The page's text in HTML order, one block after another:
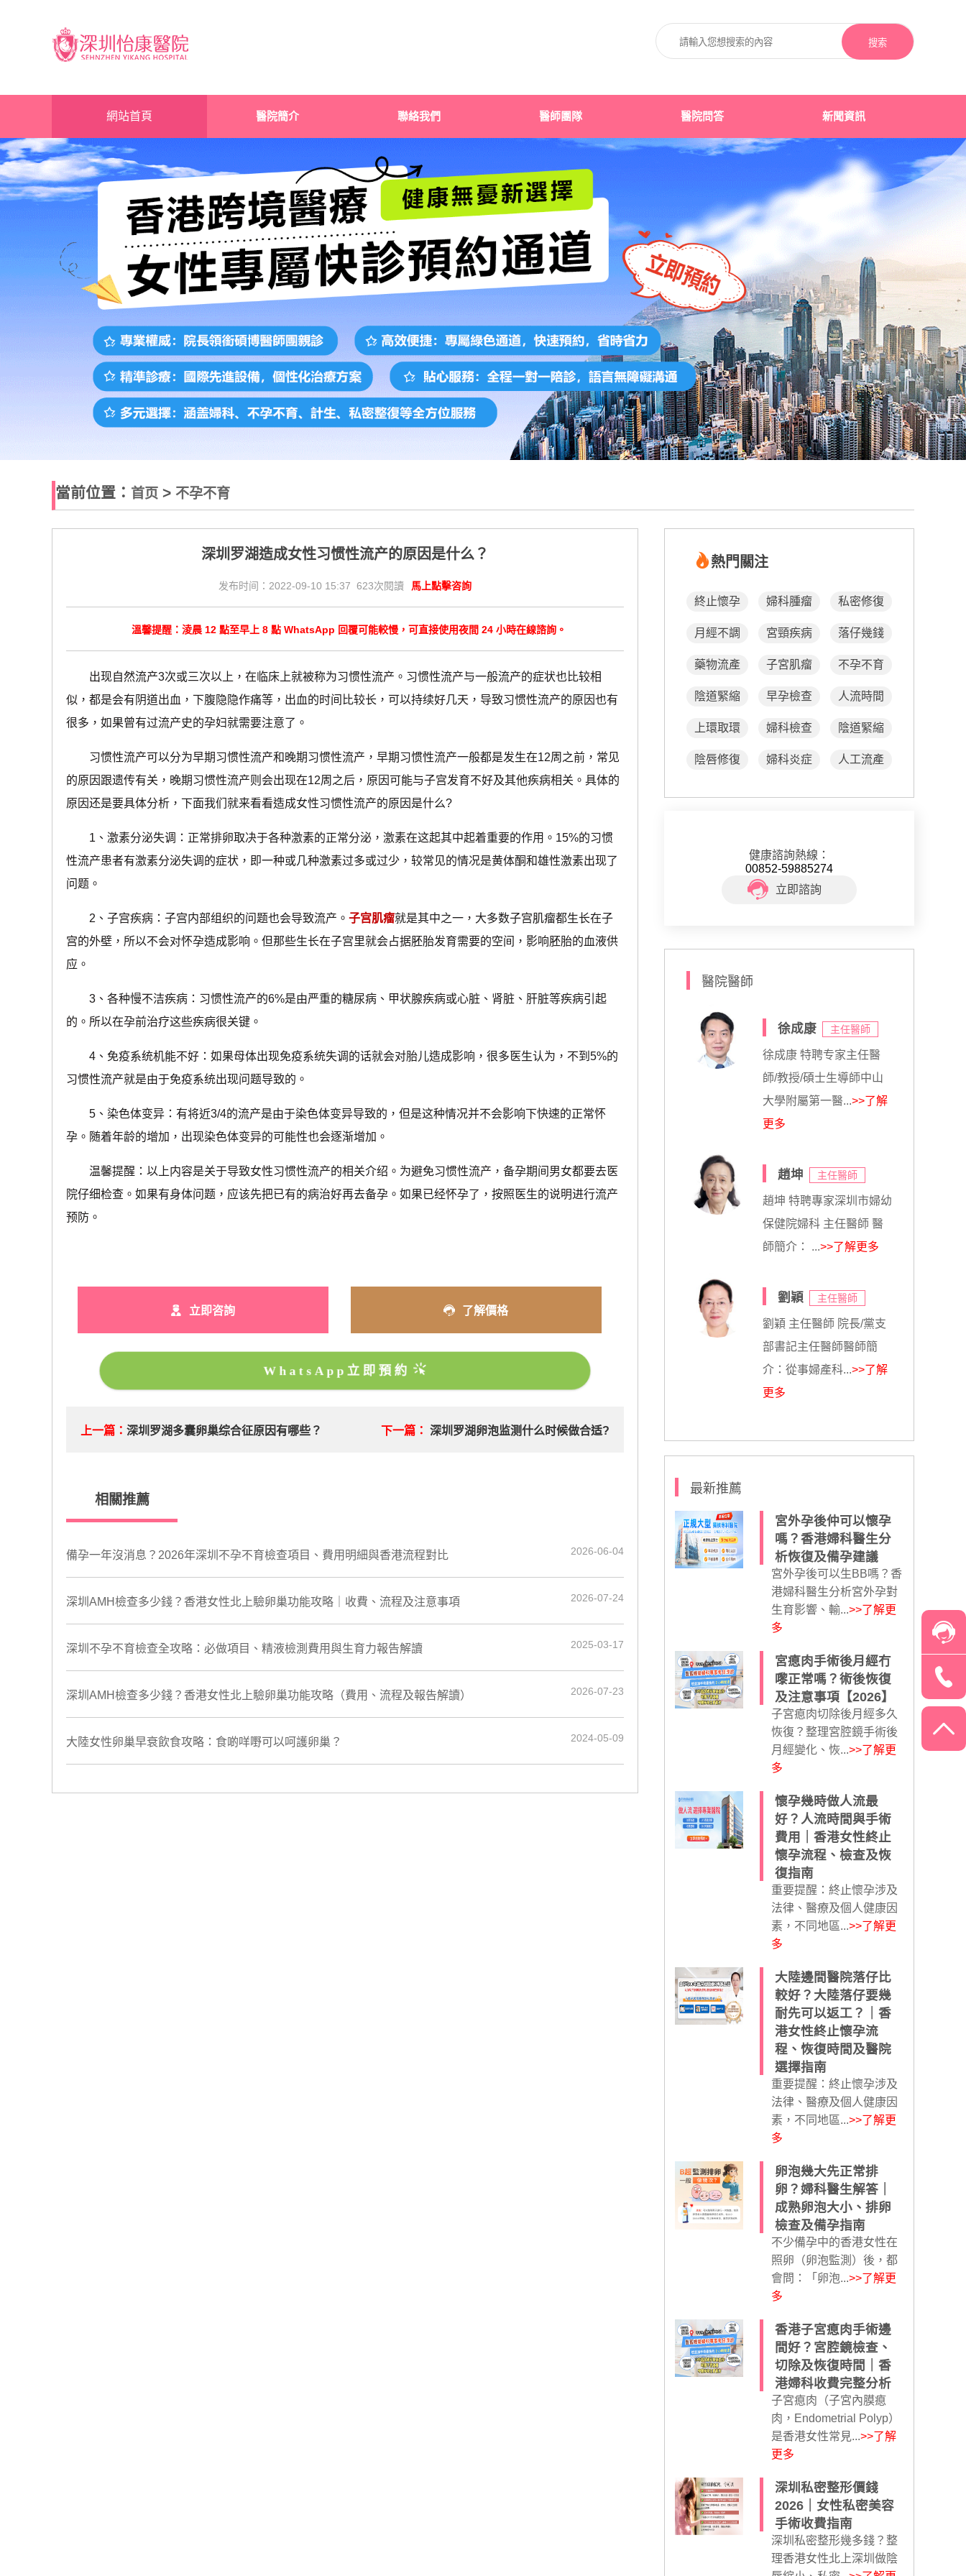
搜索
網站首頁 醫院簡介 聯絡我們 醫師團隊 醫院問答 新聞資訊
當前位置： 首页 > 不孕不育
深圳罗湖造成女性习惯性流产的原因是什么？
发布时间：2022-09-10 15:37 623次閱讀 馬上點擊咨詢
溫馨提醒：淩晨 12 點至早上 8 點 WhatsApp 回覆可能較慢，可直接使用夜間 24 小時在線諮詢。
出现自然流产3次或三次以上，在临床上就被称为习惯性流产。习惯性流产与一般流产的症状也比较相
似，都是会有阴道出血，下腹隐隐作痛等，出血的时间比较长，可以持续好几天，导致习惯性流产的原因也有
很多，如果曾有过流产史的孕妇就需要注意了。
习惯性流产可以分为早期习惯性流产和晚期习惯性流产，早期习惯性流产一般都是发生在12周之前，常见
的原因跟遗传有关，晚期习惯性流产则会出现在12周之后，原因可能与子宫发育不好及其他疾病相关。具体的
原因还是要具体分析，下面我们就来看看造成女性习惯性流产的原因是什么?
1、激素分泌失调：正常排卵取决于各种激素的正常分泌，激素在这起其中起着重要的作用。15%的习惯
性流产患者有激素分泌失调的症状，即一种或几种激素过多或过少，较常见的情况是黄体酮和雄性激素出现了
问题。
2、子宫疾病：子宫内部组织的问题也会导致流产。子宫肌瘤就是其中之一，大多数子宫肌瘤都生长在子
宫的外壁，所以不会对怀孕造成影响。但那些生长在子宫里就会占据胚胎发育需要的空间，影响胚胎的血液供
应。
3、各种慢不洁疾病：习惯性流产的6%是由严重的糖尿病、甲状腺疾病或心脏、肾脏、肝脏等疾病引起
的。所以在孕前治疗这些疾病很关键。
4、免疫系统机能不好：如果母体出现免疫系统失调的话就会对胎儿造成影响，很多医生认为，不到5%的
习惯性流产就是由于免疫系统出现问题导致的。
5、染色体变异：有将近3/4的流产是由于染色体变异导致的，但是这种情况并不会影响下快速的正常怀
孕。随着年龄的增加，出现染色体变异的可能性也会逐渐增加。
温馨提醒：以上内容是关于导致女性习惯性流产的相关介绍。为避免习惯性流产，备孕期间男女都要去医
院仔细检查。如果有身体问题，应该先把已有的病治好再去备孕。如果已经怀孕了，按照医生的说明进行流产
预防。
立即咨詢 了解價格
WhatsApp立即預約
上一篇：深圳罗湖多囊卵巢综合征原因有哪些？ 下一篇： 深圳罗湖卵泡监测什么时候做合适?
相關推薦
備孕一年沒消息？2026年深圳不孕不育檢查項目、費用明細與香港流程對比 2026-06-04
深圳AMH檢查多少錢？香港女性北上驗卵巢功能攻略｜收費、流程及注意事項 2026-07-24
深圳不孕不育檢查全攻略：必做項目、精液檢測費用與生育力報告解讀 2025-03-17
深圳AMH檢查多少錢？香港女性北上驗卵巢功能攻略（費用、流程及報告解讀） 2026-07-23
大陸女性卵巢早衰飲食攻略：食啲咩嘢可以呵護卵巢？ 2024-05-09
熱門關注
終止懷孕 婦科腫瘤 私密修復
月經不調 宮頸疾病 落仔幾錢
藥物流產 子宮肌瘤 不孕不育
陰道緊縮 早孕檢查 人流時間
上環取環 婦科檢查 陰道緊縮
陰唇修復 婦科炎症 人工流產
健康諮詢熱線：
00852-59885274
立即諮詢
醫院醫師
徐成康 主任醫師
徐成康 特聘专家主任醫
師/教授/碩士生導師中山
大學附屬第一醫...>>了解
更多
趙坤 主任醫師
趙坤 特聘專家深圳市婦幼
保健院婦科 主任醫師 醫
師簡介： ...>>了解更多
劉穎 主任醫師
劉穎 主任醫師 院長/黨支
部書記主任醫師醫師簡
介：從事婦產科...>>了解
更多
最新推薦
宮外孕後仲可以懷孕
嗎？香港婦科醫生分
析恢復及備孕建議
宮外孕後可以生BB嗎？香
港婦科醫生分析宮外孕對
生育影響、輸...>>了解更
多
宮瘜肉手術後月經冇
嚟正常嗎？術後恢復
及注意事項【2026】
子宮瘜肉切除後月經多久
恢復？整理宮腔鏡手術後
月經變化、恢...>>了解更
多
懷孕幾時做人流最
好？人流時間與手術
費用｜香港女性終止
懷孕流程、檢查及恢
復指南
重要提醒：終止懷孕涉及
法律、醫療及個人健康因
素，不同地區...>>了解更
多
大陸邊間醫院落仔比
較好？大陸落仔要幾
耐先可以返工？｜香
港女性終止懷孕流
程、恢復時間及醫院
選擇指南
重要提醒：終止懷孕涉及
法律、醫療及個人健康因
素，不同地區...>>了解更
多
卵泡幾大先正常排
卵？婦科醫生解答｜
成熟卵泡大小、排卵
檢查及備孕指南
不少備孕中的香港女性在
照卵（卵泡監測）後，都
會問：「卵泡...>>了解更
多
香港子宮瘜肉手術邊
間好？宮腔鏡檢查、
切除及恢復時間｜香
港婦科收費完整分析
子宮瘜肉（子宮內膜瘜
肉，Endometrial Polyp）
是香港女性常見...>>了解
更多
深圳私密整形價錢
2026｜女性私密美容
手術收費指南
深圳私密整形幾多錢？整
理香港女性北上深圳做陰